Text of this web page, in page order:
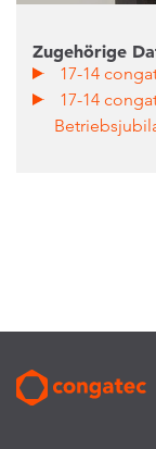
Zugehörige
17-14
17-14